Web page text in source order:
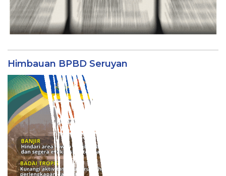
Himbauan BPBD Seruyan